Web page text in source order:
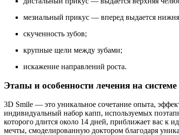
мезиальный прикус — вперед выдается
скученность зубов;
крупные щели между зубами;
искажение направлений роста.
Этапы и особенности лечения на
3D Smile — это уникальное сочетание опыта,
индивидуальный набор капп, используемых
которого длится около 14 дней, приближает вас к
мечты, смоделированную доктором благодаря